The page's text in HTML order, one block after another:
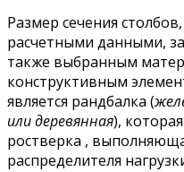
Размер сечения
расчетными данными,
также выбранным
конструктивным
является рандбалка (
или деревянная),
ростверка ,
распределителя